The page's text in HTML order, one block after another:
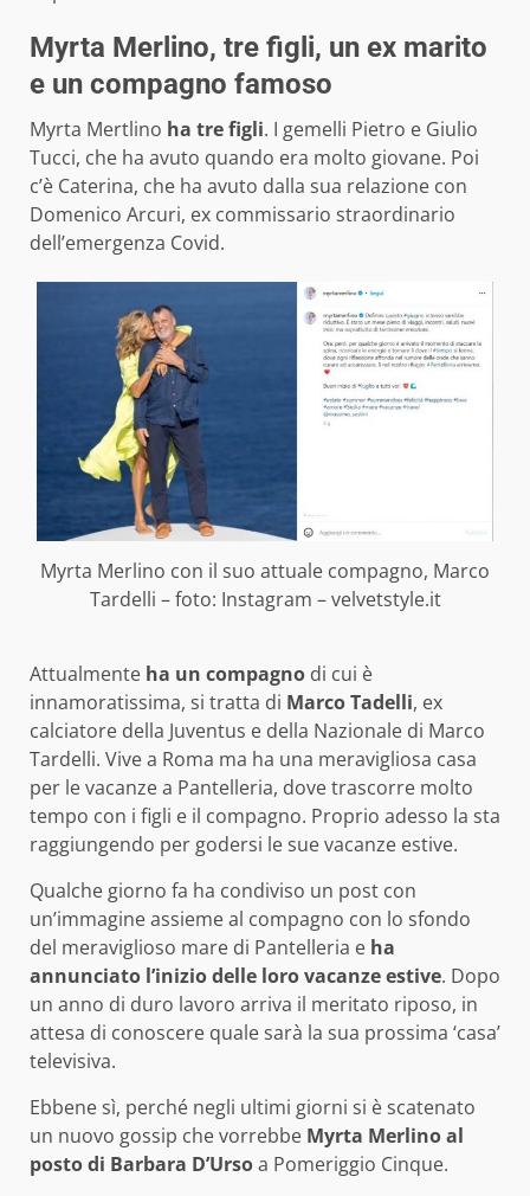
Myrta Merlino, tre figli, un ex marito
e un compagno famoso
Myrta Mertlino ha tre figli. I gemelli Pietro e Giulio
Tucci, che ha avuto quando era molto giovane. Poi
c’è Caterina, che ha avuto dalla sua relazione con
Domenico Arcuri, ex commissario straordinario
dell’emergenza Covid.
Myrta Merlino con il suo attuale compagno, Marco
Tardelli – foto: Instagram – velvetstyle.it
Attualmente ha un compagno di cui è
innamoratissima, si tratta di Marco Tadelli, ex
calciatore della Juventus e della Nazionale di Marco
Tardelli. Vive a Roma ma ha una meravigliosa casa
per le vacanze a Pantelleria, dove trascorre molto
tempo con i figli e il compagno. Proprio adesso la sta
raggiungendo per godersi le sue vacanze estive.
Qualche giorno fa ha condiviso un post con
un’immagine assieme al compagno con lo sfondo
del meraviglioso mare di Pantelleria e ha
annunciato l’inizio delle loro vacanze estive. Dopo
un anno di duro lavoro arriva il meritato riposo, in
attesa di conoscere quale sarà la sua prossima ‘casa’
televisiva.
Ebbene sì, perché negli ultimi giorni si è scatenato
un nuovo gossip che vorrebbe Myrta Merlino al
posto di Barbara D’Ursoa Pomeriggio Cinque.